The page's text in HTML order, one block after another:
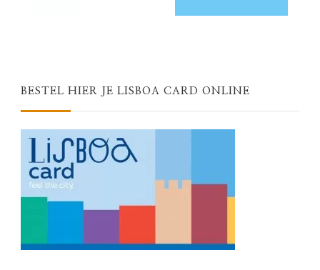
BESTEL HIER JE LISBOA CARD ONLINE